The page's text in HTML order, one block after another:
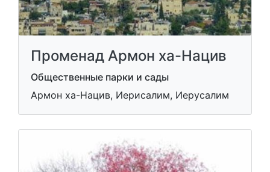
Променад Армон ха-Нацив
Общественные парки и сады
Армон ха-Нацив, Иерисалим, Иерусалим